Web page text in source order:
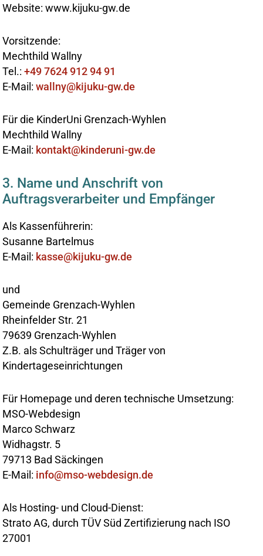
Website: www.kijuku-gw.de
Vorsitzende:
Mechthild Wallny
Tel.:+49 7624 912 94 91
E-Mail:wallny@kijuku-gw.de
Für die KinderUni Grenzach-Wyhlen
Mechthild Wallny
E-Mail: kontakt@kinderuni-gw.de
3. Name und Anschrift von
Auftragsverarbeiter und Empfänger
Als Kassenführerin:
Susanne Bartelmus
E-Mail: kasse@kijuku-gw.de
und
Gemeinde Grenzach-Wyhlen
Rheinfelder Str. 21
79639 Grenzach-Wyhlen
Z.B. als Schulträger und Träger von
Kindertageseinrichtungen
Für Homepage und deren technische Umsetzung:
MSO-Webdesign
Marco Schwarz
Widhagstr. 5
79713 Bad Säckingen
E-Mail: info@mso-webdesign.de
Als Hosting- und Cloud-Dienst:
Strato AG, durch TÜV Süd Zertifizierung nach ISO
27001